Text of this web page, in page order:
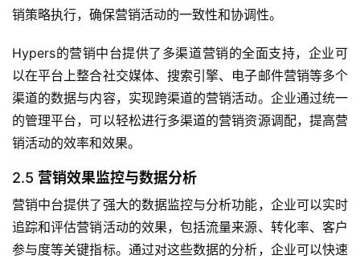
销策略执行，确保营销活动的一致性和协调性。
Hypers的营销中台提供了多渠道营销的全面支持，企业可
以在平台上整合社交媒体、搜索引擎、电子邮件营销等多个
渠道的数据与内容，实现跨渠道的营销活动。企业通过统一
的管理平台，可以轻松进行多渠道的营销资源调配，提高营
销活动的效率和效果。
2.5 营销效果监控与数据分析
营销中台提供了强大的数据监控与分析功能，企业可以实时
追踪和评估营销活动的效果，包括流量来源、转化率、客户
参与度等关键指标。通过对这些数据的分析，企业可以快速